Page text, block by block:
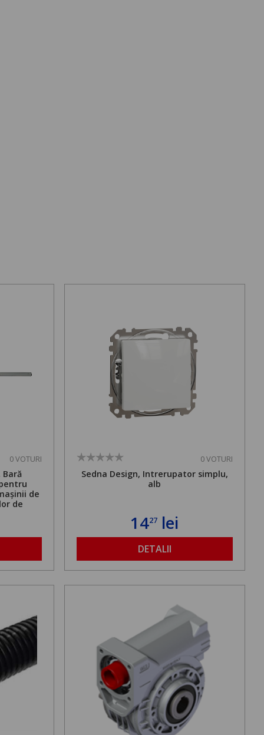
0 VOTURI
de
de
admisă
de la
0 VOTURI
Sedna Design, Intrerupator simplu,
alb
1427 lei
DETALII